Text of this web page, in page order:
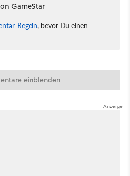
GameStar
Regeln, bevor Du einen
einblenden